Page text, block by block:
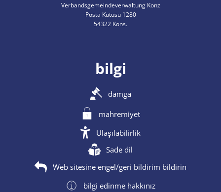
Verbandsgemeindeverwaltung Konz
Posta Kutusu 1280
54322 Kons.
bilgi
damga
mahremiyet
Ulaşılabilirlik
Sade dil
Web sitesine engel/geri bildirim bildirin
bilgi edinme hakkınız